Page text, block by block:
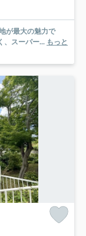
が最大の魅力で
、スーパー... もっと